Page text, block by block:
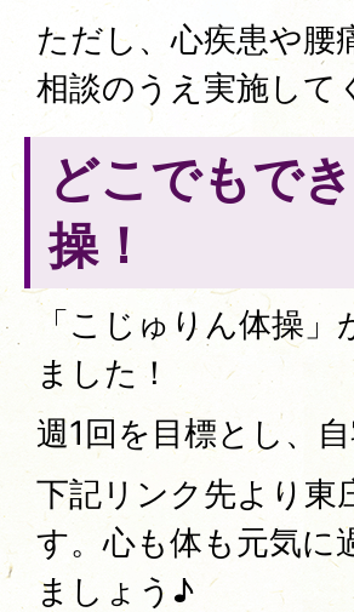
ただし、心疾患や腰
相談のうえ実施して
どこでもで
操！
「こじゅりん体操
ました！
週1回を目標とし、
下記リンク先より東
す。心も体も元気に
ましょう♪